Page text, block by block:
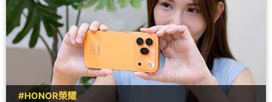
#HONOR榮耀